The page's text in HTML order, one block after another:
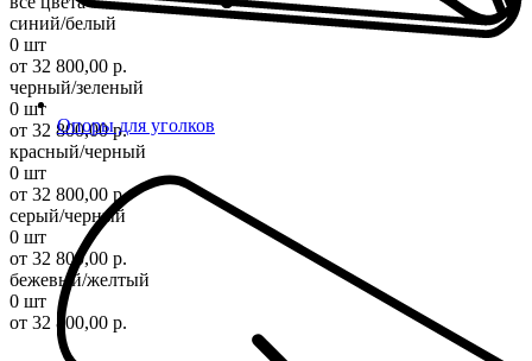
Опоры для уголков
синий/белый
0 шт
от 32 800,00 р.
черный/зеленый
0 шт
от 32 800,00 р.
красный/черный
0 шт
от 32 800,00 р.
серый/черный
0 шт
от 32 800,00 р.
бежевый/желтый
0 шт
от 32 800,00 р.